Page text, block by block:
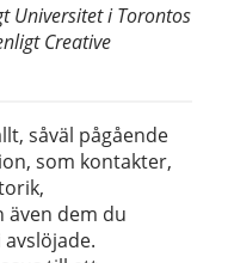
Universitet i Torontos
Creative
såväl pågående
som kontakter,
även dem du